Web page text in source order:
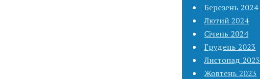
Березень 2024
Лютий 2024
Січень 2024
Грудень 2023
Листопад 2023
Жовтень 2023